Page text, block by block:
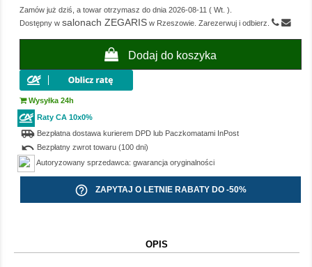
Zamów już dziś, a towar otrzymasz do dnia 2026-08-11 (Wt. ).
Dostępny w salonach ZEGARISw Rzeszowie. Zarezerwuj i odbierz.
Dodaj do koszyka
Wysyłka 24h
Raty CA 10x0%
airport_shuttleBezpłatna dostawa kurierem DPD lub Paczkomatami InPost
undo Bezpłatny zwrot towaru (100 dni)
Autoryzowany sprzedawca: gwarancja oryginalności
help_outline ZAPYTAJ O LETNIE RABATY DO -50%
OPIS